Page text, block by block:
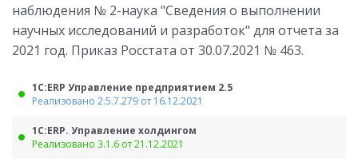
наблюдения № 2-наука "Сведения о выполнении
научных исследований и разработок" для отчета за
2021 год. Приказ Росстата от 30.07.2021 № 463.
1С:ERP Управление предприятием 2.5
Реализовано 2.5.7.279 от 16.12.2021
1С:ERP. Управление холдингом
Реализовано 3.1.6 от 21.12.2021